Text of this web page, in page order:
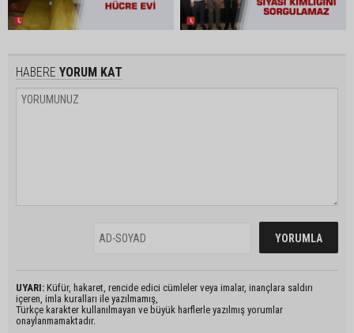
HABERE YORUM KAT
UYARI: Küfür, hakaret, rencide edici cümleler veya imalar, inançlara saldırı
içeren, imla kuralları ile yazılmamış,
Türkçe karakter kullanılmayan ve büyük harflerle yazılmış yorumlar
onaylanmamaktadır.